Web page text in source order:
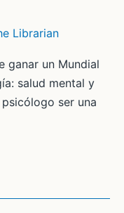
Librarian
ganar un Mundial
salud mental y
ser una